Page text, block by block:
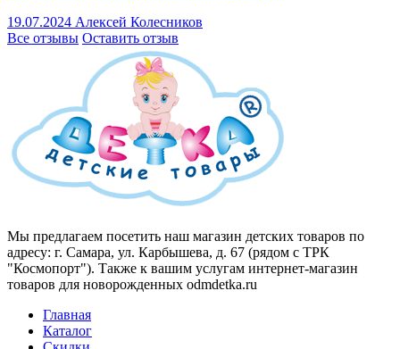
19.07.2024 Алексей Колесников
Все отзывы Оставить отзыв
Мы предлагаем посетить наш магазин детских товаров по
адресу: г. Самара, ул. Карбышева, д. 67 (рядом с ТРК
"Космопорт"). Также к вашим услугам интернет-магазин
товаров для новорожденных odmdetka.ru
Главная
Каталог